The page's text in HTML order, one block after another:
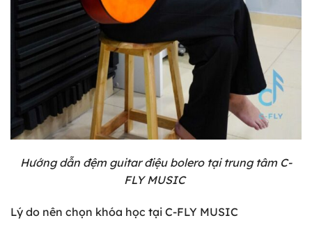
Hướng dẫn đệm guitar điệu bolero tại trung tâm C-
FLY MUSIC
Lý do nên chọn khóa học tại C-FLY MUSIC